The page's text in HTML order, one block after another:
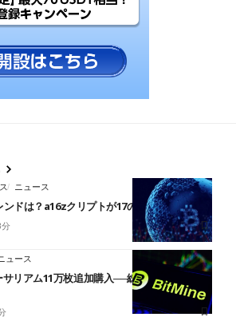
ニュース
ンドは？a16zクリプトが17の予測を公開
ュース
リアム11万枚追加購入──総供給量の2.9%保